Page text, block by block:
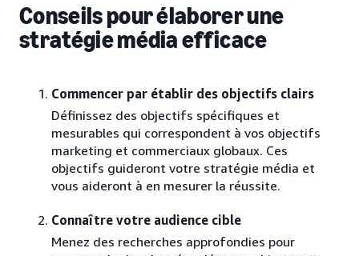
Conseils pour élaborer une
stratégie média efficace
Commencer par établir des objectifs clairs
Définissez des objectifs spécifiques et
mesurables qui correspondent à vos objectifs
marketing et commerciaux globaux. Ces
objectifs guideront votre stratégie média et
vous aideront à en mesurer la réussite.
Connaître votre audience cible
Menez des recherches approfondies pour